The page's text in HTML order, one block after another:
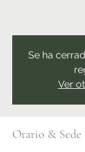
Se ha
Ver
Orario & Sede